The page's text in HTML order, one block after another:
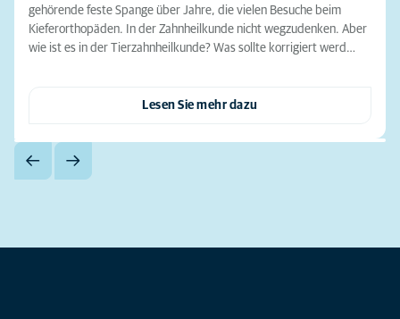
gehörende feste Spange über Jahre, die vielen Besuche beim
Kieferorthopäden. In der Zahnheilkunde nicht wegzudenken. Aber
wie ist es in der Tierzahnheilkunde? Was sollte korrigiert werd…
Lesen Sie mehr dazu